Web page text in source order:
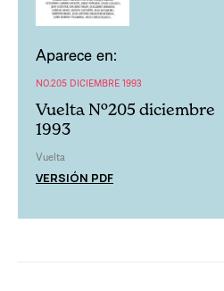
Aparece en:
NO.205 DICIEMBRE 1993
Vuelta Nº205 diciembre
1993
Vuelta
VERSIÓN PDF